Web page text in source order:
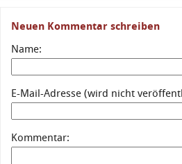
Neuen Kommentar schreiben
Name:
E-Mail-Adresse (wird nicht
Kommentar: